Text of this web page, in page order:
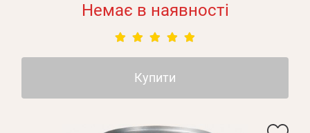
Немає в наявності
Купити